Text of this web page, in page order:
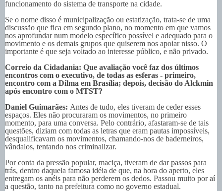
funcionamento do sistema de transporte na cidade.
Se o nome disso é municipalização ou estatização, trata-se de uma
discussão que fica em segundo plano, no momento em que vamos
nos aprofundar num modelo específico possível e adequado para o
movimento e os demais grupos que quiserem nos apoiar nisso. O
importante é que seja voltado ao interesse público, e não privado.
Correio da Cidadania: Que avaliação você faz dos últimos
encontros com o executivo, de todas as esferas - primeiro,
encontro com a Dilma em Brasília; depois, decisão do Alckmin
após encontro com o MTST?
Daniel Guimarães: Antes de tudo, eles tiveram de ceder esses
espaços. Eles não procuraram os movimentos, no primeiro
momento, para uma conversa. Pelo contrário, afastaram-se de tais
questões, diziam com todas as letras que eram pautas impossíveis,
desqualificavam os movimentos, chamando-nos de baderneiros,
vândalos, tentando nos criminalizar.
Por conta da pressão popular, maciça, tiveram de dar passos para
trás, dentro daquela famosa idéia de que, na hora do aperto, eles
entregam os anéis para não perderem os dedos. Passou muito por aí
a questão, tanto na prefeitura como no governo estadual.